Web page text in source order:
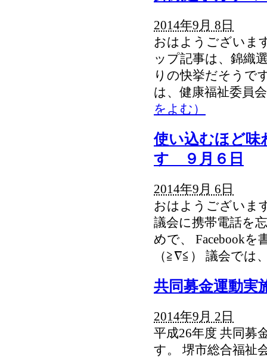
2014年9月 8日
おはようございま
ップ記事は、錦織
りの快挙だそうで
は、健康福祉委員
をよむ）
使い込むほど味
す ９月６日
2014年9月 6日
おはようございま
議会に携帯電話を
めで、 Facebook
（≧∇≦） 議会では
共同募金運動
2014年9月 2日
平成26年度 共同募
す。 堺市総合福